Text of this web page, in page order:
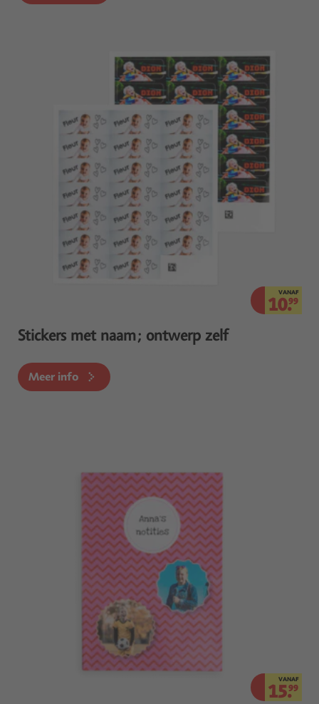
VANAF
10.99
Stickers met naam; ontwerp zelf
Meer info
VANAF
15.99